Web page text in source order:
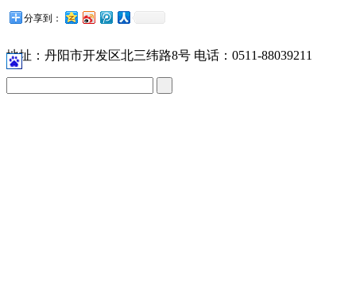
分享到：
地址：丹阳市开发区北三纬路8号 电话：0511-88039211